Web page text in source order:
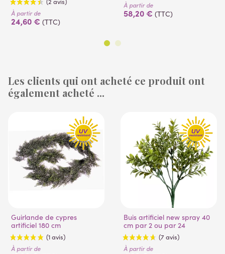
(2 avis)
À partir de
24,60 € (TTC)
À partir de
58,20 € (TTC)
Les clients qui ont acheté ce produit ont
également acheté ...
Guirlande de cypres
artificiel 180 cm
À partir de
Buis artificiel new spray 40
cm par 2 ou par 24
À partir de